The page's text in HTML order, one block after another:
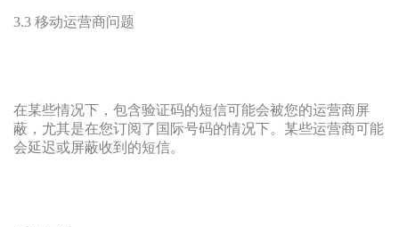
3.3 移动运营商问题
在某些情况下，包含验证码的短信可能会被您的运营商屏
蔽，尤其是在您订阅了国际号码的情况下。某些运营商可能
会延迟或屏蔽收到的短信。